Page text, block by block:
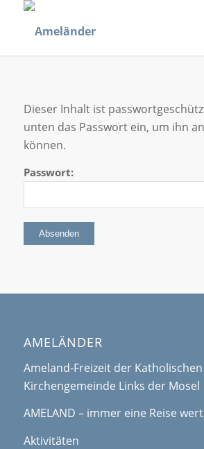
Dieser Inhalt ist
unten das Passwort ein, um ihn
können.
Passwort:
AMELÄNDER
Ameland-Freizeit der Katholischen
Kirchengemeinde Links der Mosel
AMELAND – immer eine Reise
Aktivitäten